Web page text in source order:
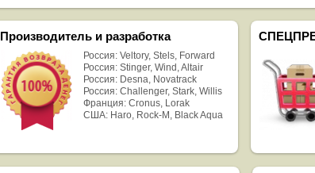
Производитель и разработка
Россия: Veltory, Stels, Forward
Россия: Stinger, Wind, Altair
Россия: Desna, Novatrack
Россия: Challenger, Stark, Willis
Франция: Cronus, Lorak
США: Haro, Rock-M, Black Aqua